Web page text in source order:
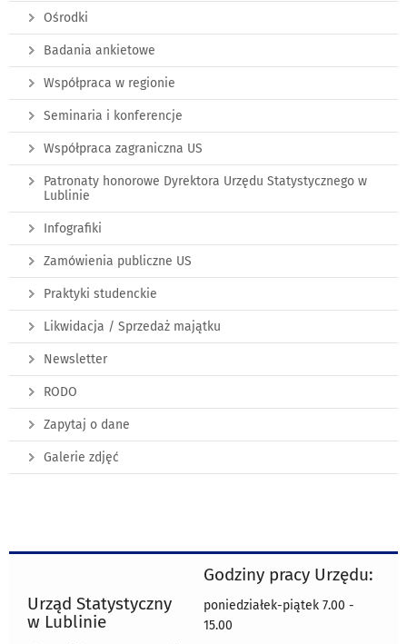
Ośrodki
Badania ankietowe
Współpraca w regionie
Seminaria i konferencje
Współpraca zagraniczna US
Patronaty honorowe Dyrektora Urzędu Statystycznego w
Lublinie
Infografiki
Zamówienia publiczne US
Praktyki studenckie
Likwidacja / Sprzedaż majątku
Newsletter
RODO
Zapytaj o dane
Galerie zdjęć
Urząd Statystyczny
w Lublinie
Godziny pracy Urzędu:
poniedziałek-piątek 7.00 -
15.00